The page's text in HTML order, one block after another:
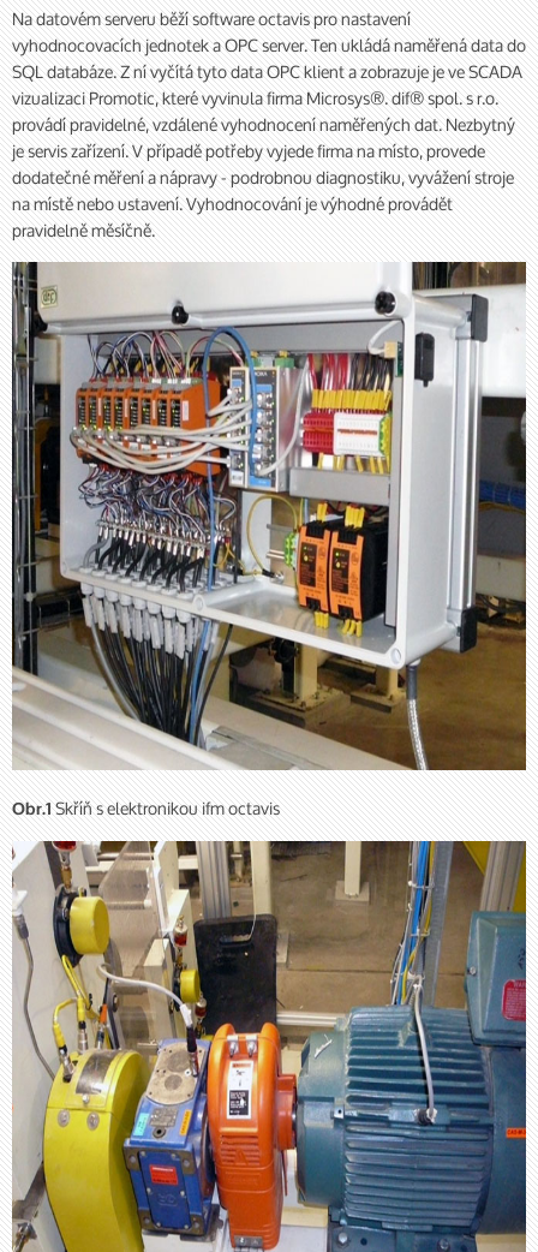
Na datovém serveru běží software octavis pro nastavení
vyhodnocovacích jednotek a OPC server. Ten ukládá naměřená data do
SQL databáze. Z ní vyčítá tyto data OPC klient a zobrazuje je ve SCADA
vizualizaci Promotic, které vyvinula firma Microsys®. dif® spol. s r.o.
provádí pravidelné, vzdálené vyhodnocení naměřených dat. Nezbytný
je servis zařízení. V případě potřeby vyjede firma na místo, provede
dodatečné měření a nápravy - podrobnou diagnostiku, vyvážení stroje
na místě nebo ustavení. Vyhodnocování je výhodné provádět
pravidelně měsíčně.
Obr.1Skříň s elektronikou ifm octavis